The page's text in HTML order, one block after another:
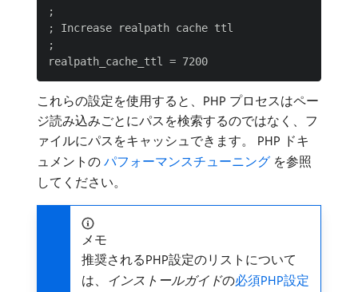
;
; Increase realpath cache ttl
;
これらの設定を使用すると、PHP プロセスはペー
ジ読み込みごとにパスを検索するのではなく、フ
ァイルにパスをキャッシュできます。 PHP ドキ
ュメントの ​ パフォーマンスチューニング ​ を参照
してください。
メモ
推奨されるPHP設定のリストについて
は、 インストールガイド​の必須PHP設定